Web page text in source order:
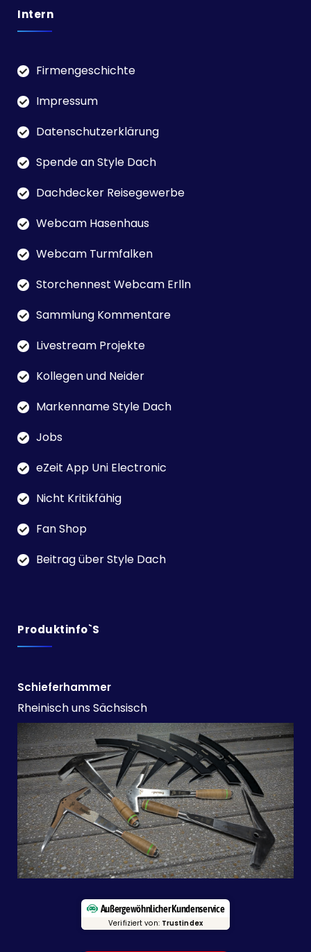
Intern
Firmengeschichte
Impressum
Datenschutzerklärung
Spende an Style Dach
Dachdecker Reisegewerbe
Webcam Hasenhaus
Webcam Turmfalken
Storchennest Webcam Erlln
Sammlung Kommentare
Livestream Projekte
Kollegen und Neider
Markenname Style Dach
Jobs
eZeit App Uni Electronic
Nicht Kritikfähig
Fan Shop
Beitrag über Style Dach
Produktinfo`s
Schieferhammer
Rheinisch uns Sächsisch
Außergewöhnlicher Kundenservice
Verifiziert von: Trustindex